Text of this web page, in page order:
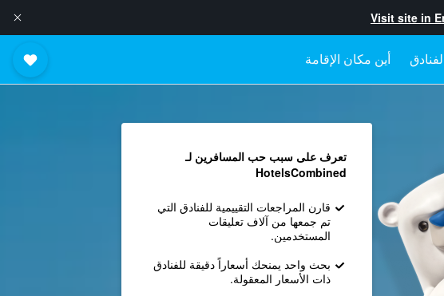
Visit site in
أين مكان الإقامة
تعرف على سبب حب المسافرين لـ
HotelsCombined
قارن المراجعات التقييمية للفنادق التي
تم جمعها من آلاف تعليقات
المستخدمين.
بحث واحد يمنحك أسعاراً دقيقة للفنادق
ذات الأسعار المعقولة.